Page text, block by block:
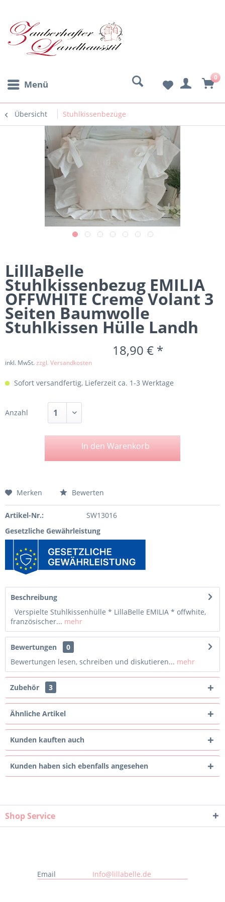
Menü
0
Übersicht Stuhlkissenbezüge
LilllaBelle
Stuhlkissenbezug EMILIA
OFFWHITE Creme Volant 3
Seiten Baumwolle
Stuhlkissen Hülle Landh
18,90 € *
inkl. MwSt.zzgl. Versandkosten
Sofort versandfertig, Lieferzeit ca. 1-3 Werktage
Anzahl
In den Warenkorb
Merken Bewerten
Artikel-Nr.:
SW13016
Gesetzliche Gewährleistung
Beschreibung
Verspielte Stuhlkissenhülle * LillaBelle EMILIA * offwhite,
französischer... mehr
Bewertungen
0
Bewertungen lesen, schreiben und diskutieren... mehr
Zubehör 3
Ähnliche Artikel
Kunden kauften auch
Kunden haben sich ebenfalls angesehen
Shop Service
Email Info@lillabelle.de